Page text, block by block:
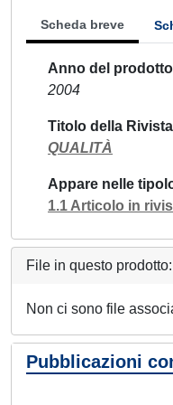
Scheda breve
Anno del prodotto
2004
Titolo della Rivista
QUALITÀ
Appare nelle
1.1 Articolo in
File in questo prodotto:
Non ci sono file
Pubblicazioni